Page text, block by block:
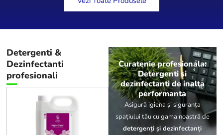
Curatenie profesionala:
Detergenti si
dezinfectanti de inalta
performanta
Asigură igiena și siguranța
spațiului tău cu gama noastră de
detergenți și dezinfectanți
Detergenti &
Dezinfectanti
profesionali